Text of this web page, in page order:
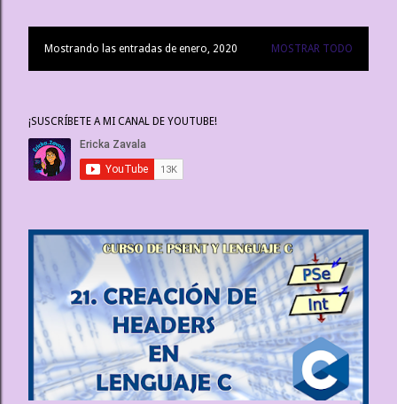
E
t
r
d
a
s
Mostrando las entradas de enero, 2020 MOSTRAR TODO
¡SUSCRÍBETE A MI CANAL DE YOUTUBE!